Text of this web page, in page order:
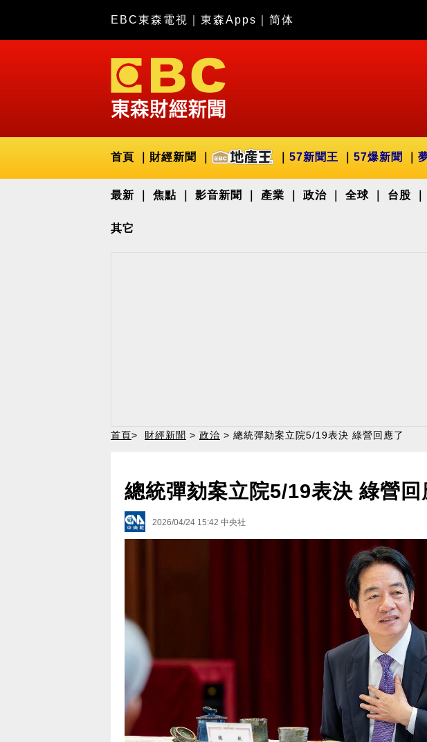
EBC東森電視 東森Apps 简体
首頁 財經新聞 57新聞王 57爆新聞
最新 焦點 影音新聞 產業 政治 全球 台股
其它
首頁> 財經新聞 > 政治 > 總統彈劾案立院5/19表決 綠營回應了
總統彈劾案立院5/19表決 綠營回
2026/04/24 15:42 中央社